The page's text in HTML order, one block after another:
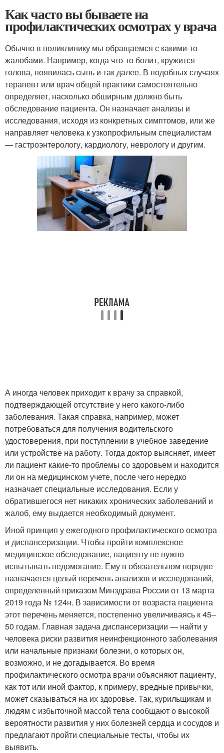
Как часто вы бываете на
профилактических осмотрах у врача
Обычно в поликлинику мы обращаемся с какими-то
жалобами. Например, когда что-то болит, кружится
голова, появилась сыпь и так далее. В подобных случаях
терапевт или врач общей практики самостоятельно
определяет, насколько обширным должно быть
обследование пациента. Он назначает анализы и
исследования, исходя из конкретных симптомов, или же
направляет человека к узкопрофильным специалистам
— гастроэнтерологу, кардиологу, неврологу и другим.
А иногда человек приходит к врачу за справкой,
подтверждающей отсутствие у него какого-либо
заболевания. Такая справка, например, может
потребоваться для получения водительского
удостоверения, при поступлении в учебное заведение
или устройстве на работу. Тогда доктор выясняет, имеет
ли пациент какие-то проблемы со здоровьем и находится
ли он на медицинском учете, после чего нередко
назначает специальные исследования. Если у
обратившегося нет никаких хронических заболеваний и
жалоб, ему выдается необходимый документ.
Иной принцип у ежегодного профилактического осмотра
и диспансеризации. Чтобы пройти комплексное
медицинское обследование, пациенту не нужно
испытывать недомогание. Ему в обязательном порядке
назначается целый перечень анализов и исследований,
определенный приказом Минздрава России от 13 марта
2019 года № 124н. В зависимости от возраста пациента
этот перечень меняется, постепенно увеличиваясь к 45–
50 годам. Главная задача диспансеризации — найти у
человека риски развития неинфекционного заболевания
или начальные признаки болезни, о которых он,
возможно, и не догадывается. Во время
профилактического осмотра врачи объясняют пациенту,
как тот или иной фактор, к примеру, вредные привычки,
может сказываться на их здоровье. Так, курильщикам и
людям с избыточной массой тела сообщают о высокой
вероятности развития у них болезней сердца и сосудов и
предлагают пройти специальные тесты, чтобы их
выявить.